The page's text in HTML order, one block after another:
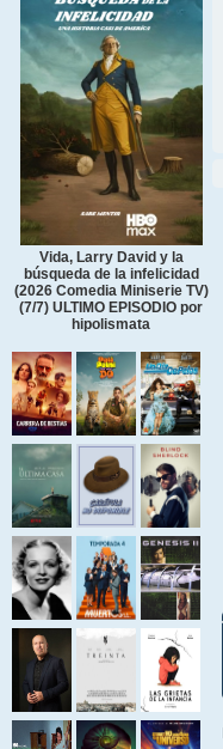
Vida, Larry David y la
búsqueda de la infelicidad
(2026 Comedia Miniserie TV)
(7/7) ULTIMO EPISODIO por
hipolismata